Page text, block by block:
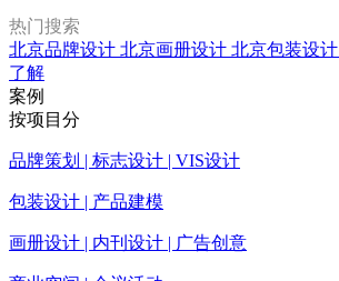
热门搜索
北京品牌设计 北京画册设计 北京包装设计
了解
案例
按项目分
品牌策划 | 标志设计 | VIS设计
包装设计 | 产品建模
画册设计 | 内刊设计 | 广告创意